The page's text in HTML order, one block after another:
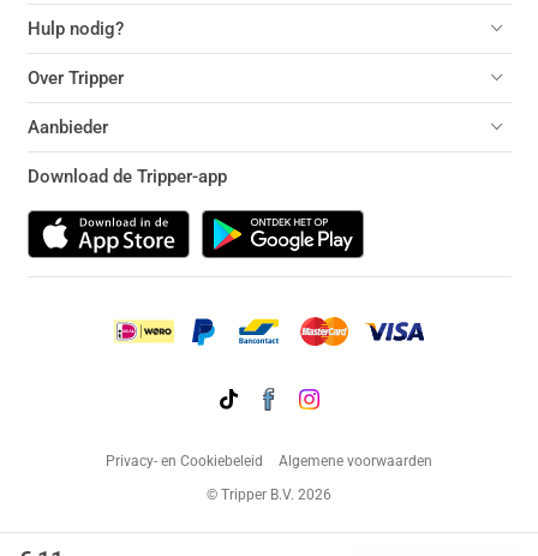
Hulp nodig?
Over Tripper
Aanbieder
Download de Tripper-app
Privacy- en Cookiebeleid
Algemene voorwaarden
© Tripper B.V. 2026